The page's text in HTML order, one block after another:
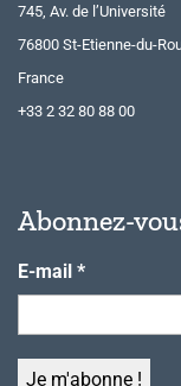
745, Av. de l’Université
76800 St-Etienne-du-
France
+33 2 32 80 88 00
Abonnez-
E-mail *